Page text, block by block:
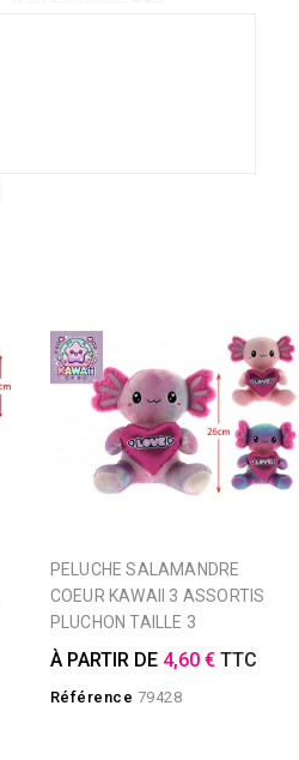
PELUCHE SALAMANDRE
COEUR KAWAII 3 ASSORTIS
PLUCHON TAILLE 3
À PARTIR DE 4,60 € TTC
Référence 79428